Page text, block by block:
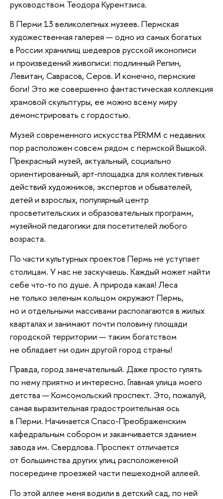
руководством Теодора Курентзиса.
В Перми 13 великолепных музеев. Пермская
художественная галерея — одно из самых богатых
в России хранилищ шедевров русской иконописи
и произведений живописи: подлинный Репин,
Левитан, Саврасов, Серов. И конечно, пермские
боги! Это же совершенно фантастическая коллекция
храмовой скульптуры, ее можно всему миру
демонстрировать с гордостью.
Музей современного искусства PERMM с недавних
пор расположен совсем рядом с пермской Вышкой.
Прекрасный музей, актуальный, социально
ориентированный, арт-площадка для коллективных
действий художников, экспертов и обывателей,
детей и взрослых, популярный центр
просветительских и образовательных программ,
музейной педагогики для посетителей любого
возраста.
По части культурных проектов Пермь не уступает
столицам. У нас не заскучаешь. Каждый может найти
себе что-то по душе. А природа какая! Леса
не только зеленым кольцом окружают Пермь,
но и отдельными массивами располагаются в жилых
кварталах и занимают почти половину площади
городской территории — таким богатством
не обладает ни один другой город страны!
Правда, город замечательный. Даже просто гулять
по нему приятно и интересно. Главная улица моего
детства — Комсомольский проспект. Это, пожалуй,
самая выразительная градостроительная ось
в Перми. Начинается Спасо-Преображенским
кафедральным собором и заканчивается зданием
завода им. Свердлова. Проспект отличается
от большинства других улиц расположенной
посередине проезжей части пешеходной аллеей.
По этой аллее меня водили в детский сад, по ней